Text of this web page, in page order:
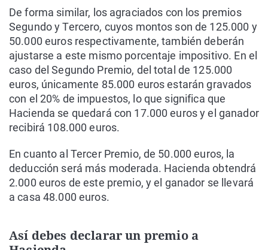
De forma similar, los agraciados con los premios
Segundo y Tercero, cuyos montos son de 125.000 y
50.000 euros respectivamente, también deberán
ajustarse a este mismo porcentaje impositivo. En el
caso del Segundo Premio, del total de 125.000
euros, únicamente 85.000 euros estarán gravados
con el 20% de impuestos, lo que significa que
Hacienda se quedará con 17.000 euros y el ganador
recibirá 108.000 euros.
En cuanto al Tercer Premio, de 50.000 euros, la
deducción será más moderada. Hacienda obtendrá
2.000 euros de este premio, y el ganador se llevará
a casa 48.000 euros.
Así debes declarar un premio a